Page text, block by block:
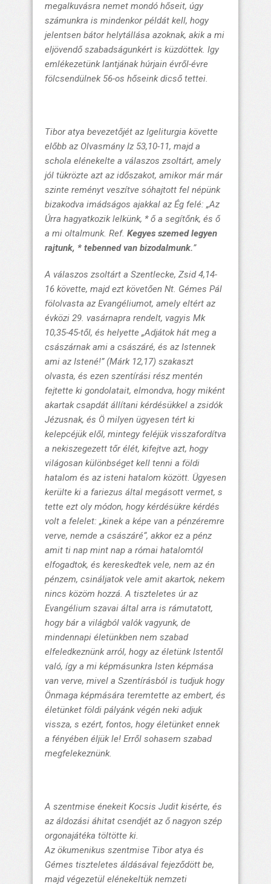
megalkuvásra nemet mondó hőseit, úgy
számunkra is mindenkor példát kell, hogy
jelentsen bátor helytállása azoknak, akik a mi
eljövendő szabadságunkért is küzdöttek. Igy
emlékezetünk lantjának húrjain évről-évre
fölcsendülnek 56-os hőseink dicső tettei.
Tibor atya bevezetőjét az Igeliturgia követte
előbb az Olvasmány Iz 53,10-11, majd a
schola elénekelte a válaszos zsoltárt, amely
jól tükrözte azt az időszakot, amikor már már
szinte reményt veszítve sóhajtott fel népünk
bizakodva imádságos ajakkal az Ég felé: „Az
Úrra hagyatkozik lelkünk, * ő a segítőnk, és ő
a mi oltalmunk. Ref. Kegyes szemed legyen
rajtunk, * tebenned van bizodalmunk.”
A válaszos zsoltárt a Szentlecke, Zsid 4,14-
16 követte, majd ezt követően Nt. Gémes Pál
fölolvasta az Evangéliumot, amely eltért az
évközi 29. vasárnapra rendelt, vagyis Mk
10,35-45-től, és helyette „Adjátok hát meg a
császárnak ami a császáré, és az Istennek
ami az Istené!”(Márk 12,17) szakaszt
olvasta, és ezen szentírási rész mentén
fejtette ki gondolatait, elmondva, hogy miként
akartak csapdát állítani kérdésükkel a zsidók
Jézusnak, és Ö milyen ügyesen tért ki
kelepcéjük elől, mintegy feléjük visszafordítva
a nekiszegezett tőr élét, kifejtve azt, hogy
világosan különbséget kell tenni a földi
hatalom és az isteni hatalom között. Ügyesen
kerülte ki a fariezus által megásott vermet, s
tette ezt oly módon, hogy kérdésükre kérdés
volt a felelet: „kinek a képe van a pénzéremre
verve, nemde a császáré“, akkor ez a pénz
amit ti nap mint nap a római hatalomtól
elfogadtok, és kereskedtek vele, nem az én
pénzem, csináljatok vele amit akartok, nekem
nincs közöm hozzá. A tiszteletes úr az
Evangélium szavai által arra is rámutatott,
hogy bár a világból valók vagyunk, de
mindennapi életünkben nem szabad
elfeledkeznünk arról, hogy az életünk Istentől
való, így a mi képmásunkra Isten képmása
van verve, mivel a Szentírásból is tudjuk hogy
Önmaga képmására teremtette az embert, és
életünket földi pályánk végén neki adjuk
vissza, s ezért, fontos, hogy életünket ennek
a fényében éljük le! Erről sohasem szabad
megfelekeznünk.
A szentmise énekeit Kocsis Judit kisérte, és
az áldozási áhitat csendjét az ő nagyon szép
orgonajátéka töltötte ki.
Az ökumenikus szentmise Tibor atya és
Gémes tiszteletes áldásával fejeződött be,
majd végezetül elénekeltük nemzeti